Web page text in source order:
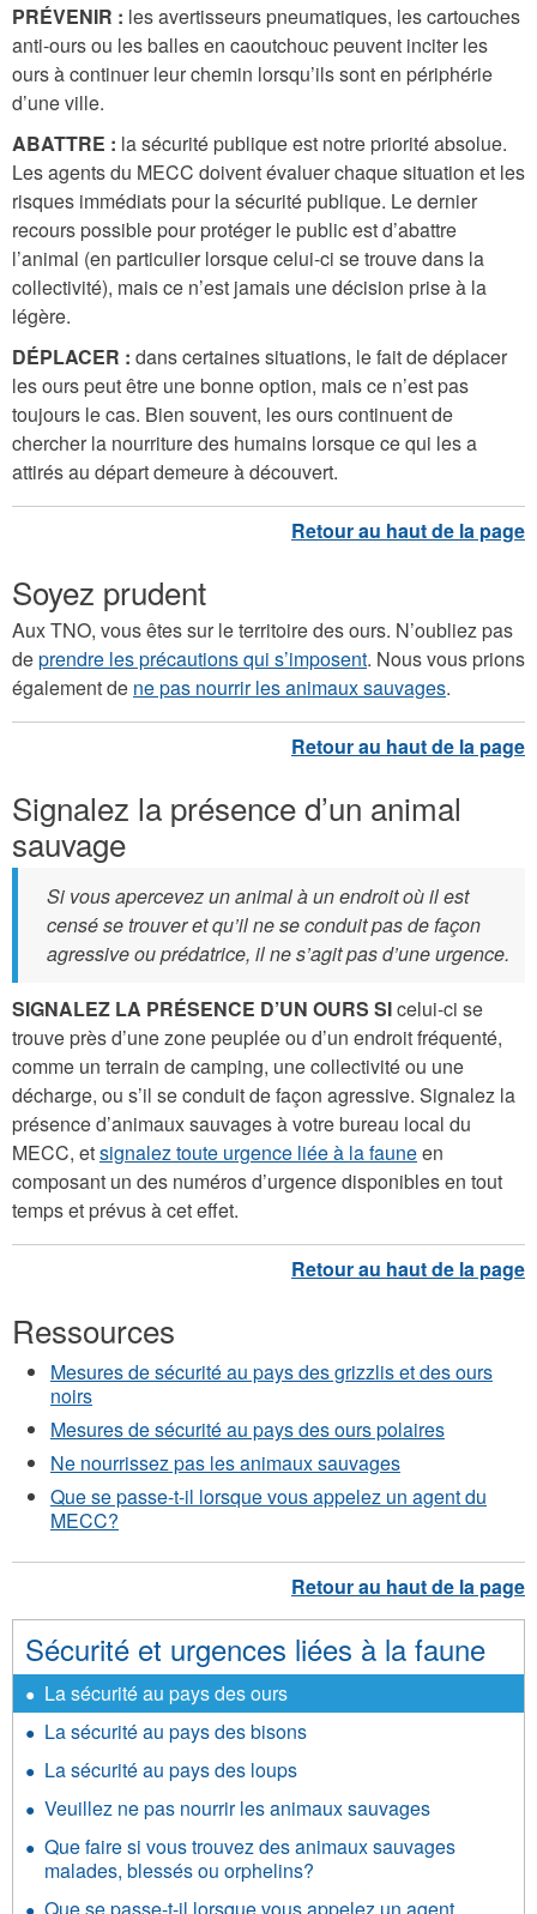
PRÉVENIR : les avertisseurs pneumatiques, les cartouches
anti-ours ou les balles en caoutchouc peuvent inciter les
ours à continuer leur chemin lorsqu’ils sont en périphérie
d’une ville.
ABATTRE : la sécurité publique est notre priorité absolue.
Les agents du MECC doivent évaluer chaque situation et les
risques immédiats pour la sécurité publique. Le dernier
recours possible pour protéger le public est d’abattre
l’animal (en particulier lorsque celui-ci se trouve dans la
collectivité), mais ce n’est jamais une décision prise à la
légère.
DÉPLACER : dans certaines situations, le fait de déplacer
les ours peut être une bonne option, mais ce n’est pas
toujours le cas. Bien souvent, les ours continuent de
chercher la nourriture des humains lorsque ce qui les a
attirés au départ demeure à découvert.
Soyez prudent
Aux TNO, vous êtes sur le territoire des ours. N’oubliez pas
deprendre les précautions qui s’imposent. Nous vous prions
également de ne pas nourrir les animaux sauvages.
Signalez la présence d’un animal
sauvage
Si vous apercevez un animal à un endroit où il est
censé se trouver et qu’il ne se conduit pas de façon
agressive ou prédatrice, il ne s’agit pas d’une urgence.
SIGNALEZ LA PRÉSENCE D’UN OURS SIcelui-ci se
trouve près d’une zone peuplée ou d’un endroit fréquenté,
comme un terrain de camping, une collectivité ou une
décharge, ou s’il se conduit de façon agressive. Signalez la
présence d’animaux sauvages à votre bureau local du
MECC, etsignalez toute urgence liée à la fauneen
composant un des numéros d’urgence disponibles en tout
temps et prévus à cet effet.
Ressources
Mesures de sécurité au pays des grizzlis et des ours
noirs
Mesures de sécurité au pays des ours polaires
Ne nourrissez pas les animaux sauvages
Que se passe-t-il lorsque vous appelez un agent du
MECC?
Sécurité et urgences liées à la faune
La sécurité au pays des ours
La sécurité au pays des bisons
La sécurité au pays des loups
Veuillez ne pas nourrir les animaux sauvages
Que faire si vous trouvez des animaux sauvages
malades, blessés ou orphelins?